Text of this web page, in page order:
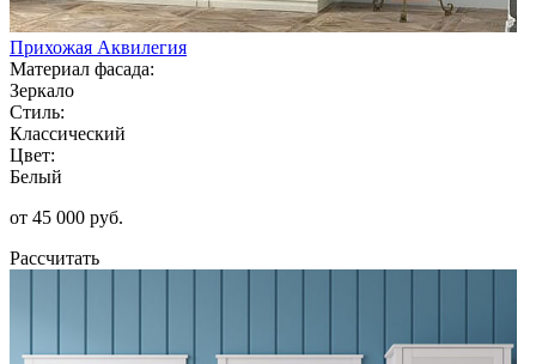
Прихожая Аквилегия
Материал фасада:
Зеркало
Стиль:
Классический
Цвет:
Белый
от 45 000 руб.
Рассчитать